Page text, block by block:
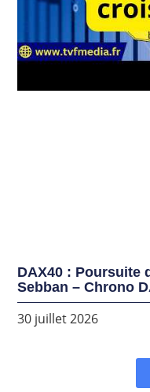
DAX40 : Poursuite
Sebban – Chrono
30 juillet 2026